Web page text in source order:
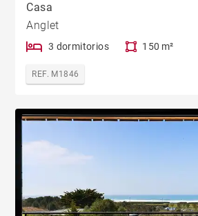
Casa
Anglet
3 dormitorios 150 m²
REF. M1846